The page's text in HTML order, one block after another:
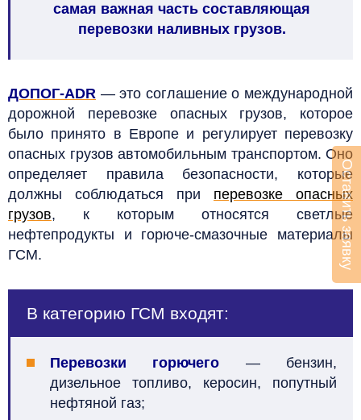
самая важная часть составляющая
перевозки наливных грузов.
ДОПОГ-ADR — это соглашение о международной
дорожной перевозке опасных грузов, которое
было принято в Европе и регулирует перевозку
опасных грузов автомобильным транспортом. Оно
определяет правила безопасности, которые
должны соблюдаться при перевозке опасных
грузов, к которым относятся светлые
нефтепродукты и горюче-смазочные материалы
ГСМ.
В категорию ГСМ входят:
Перевозки горючего — бензин,
дизельное топливо, керосин, попутный
нефтяной газ;
Оставить заявку